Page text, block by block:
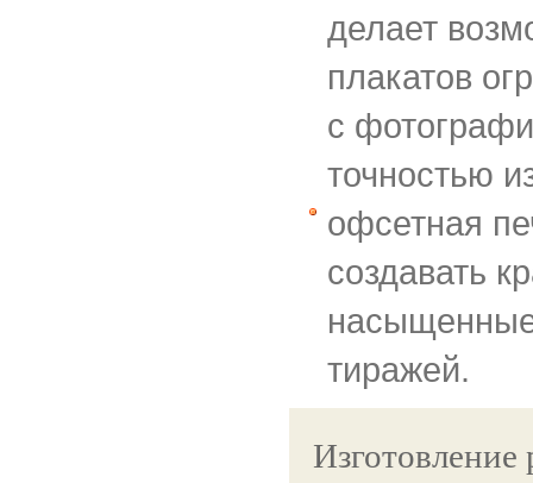
делает
плакатов
с
точностью
офсетная
создавать
тиражей.